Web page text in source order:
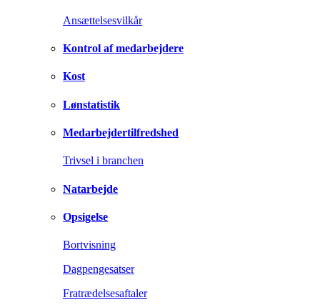
Ansættelsesvilkår
Kontrol af medarbejdere
Kost
Lønstatistik
Medarbejdertilfredshed
Trivsel i branchen
Natarbejde
Opsigelse
Bortvisning
Dagpengesatser
Fratrædelsesaftaler